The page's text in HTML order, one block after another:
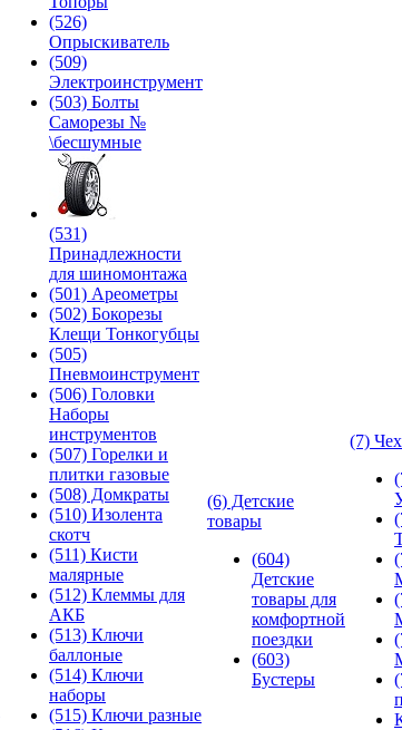
(526)
Опрыскиватель
(509)
Электроинструмент
(503) Болты
Саморезы №
\бесшумные
(531)
Принадлежности
для шиномонтажа
(501) Ареометры
(502) Бокорезы
Клещи Тонкогубцы
(505)
Пневмоинструмент
(506) Головки
Наборы
инструментов
(507) Горелки и
плитки газовые
(508) Домкраты
(510) Изолента
скотч
(511) Кисти
малярные
(512) Клеммы для
АКБ
(513) Ключи
баллоные
(514) Ключи
наборы
(515) Ключи разные
(6) Детские
товары
(604)
Детские
товары для
комфортной
поездки
(603)
Бустеры
(7)